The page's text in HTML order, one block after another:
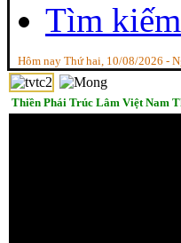
Tìm kiếm
Hôm nay Thứ hai, 10/08/2026 -
Thiền Phái Trúc Lâm Việt Nam